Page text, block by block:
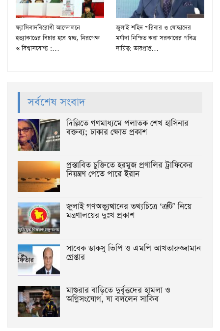
ফ্যাসিবাদবিরোধী আন্দোলনে
হত্যাকাণ্ডের বিচার হবে স্বচ্ছ, নিরপেক্ষ
ও বিশ্বাসযোগ্য :…
জুলাই শহিদ পরিবার ও যোদ্ধাদের
মর্যাদা নিশ্চিত করা সরকারের পবিত্র
দায়িত্ব: ভারপ্রাপ্ত…
সর্বশেষ সংবাদ
দিল্লিতে গণমাধ্যমে পলাতক শেখ হাসিনার
বক্তব্য; ঢাকার ক্ষোভ প্রকাশ
প্রস্তাবিত চুক্তিতে হরমুজ প্রণালির ট্রাফিকের
নিয়ন্ত্রণ পেতে পারে ইরান
জুলাই গণঅভ্যুত্থানের তথ্যচিত্রে ‘ত্রুটি’ নিয়ে
মন্ত্রণালয়ের দুঃখ প্রকাশ
সাবেক ডাকসু ভিপি ও এমপি আখতারুজ্জামান
গ্রেপ্তার
মাগুরার বাড়িতে দুর্বৃত্তদের হামলা ও
অগ্নিসংযোগ, যা বললেন সাকিব